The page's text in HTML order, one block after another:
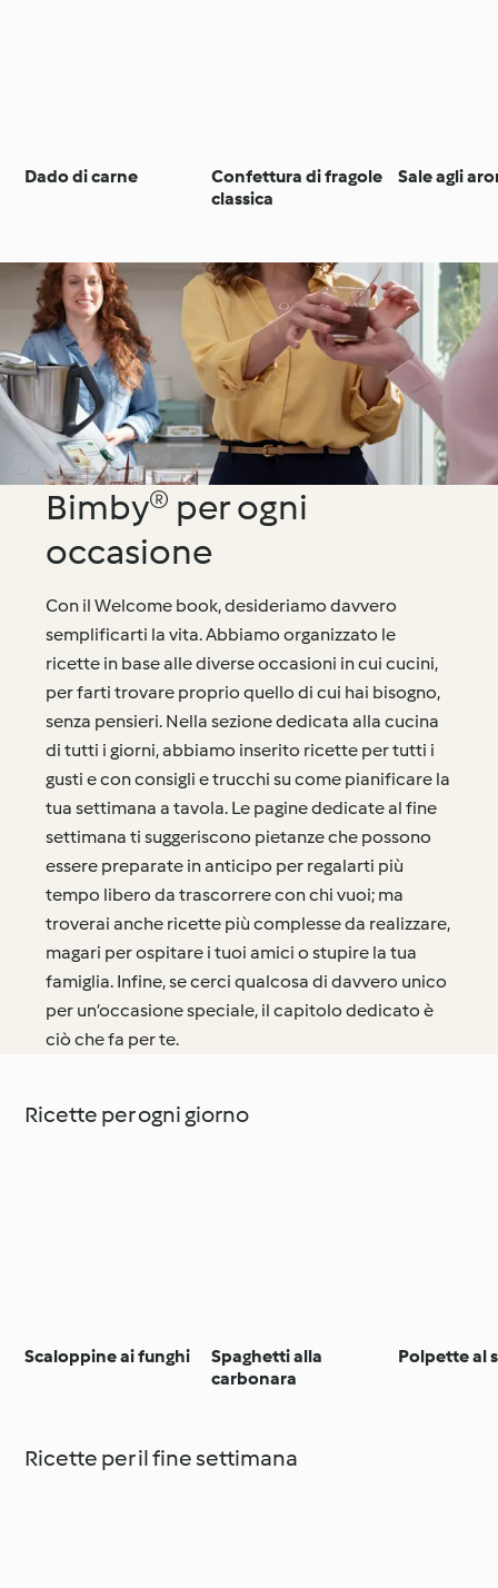
Dado di carne
Confettura di fragole
classica
Sale agli
Bimby® per ogni
occasione
Con il Welcome book, desideriamo davvero
semplificarti la vita. Abbiamo organizzato le
ricette in base alle diverse occasioni in cui cucini,
per farti trovare proprio quello di cui hai bisogno,
senza pensieri. Nella sezione dedicata alla cucina
di tutti i giorni, abbiamo inserito ricette per tutti i
gusti e con consigli e trucchi su come pianificare la
tua settimana a tavola. Le pagine dedicate al fine
settimana ti suggeriscono pietanze che possono
essere preparate in anticipo per regalarti più
tempo libero da trascorrere con chi vuoi; ma
troverai anche ricette più complesse da realizzare,
magari per ospitare i tuoi amici o stupire la tua
famiglia. Infine, se cerci qualcosa di davvero unico
per un’occasione speciale, il capitolo dedicato è
ciò che fa per te.
Ricette per ogni giorno
Scaloppine ai funghi
Spaghetti alla
carbonara
Polpette al
Ricette per il fine settimana